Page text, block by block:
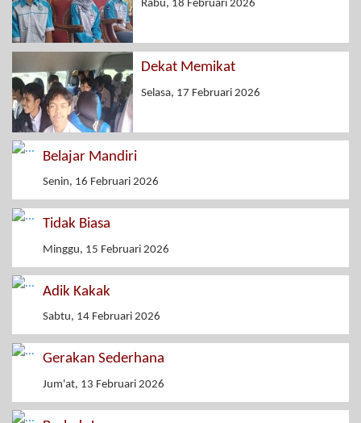
Rabu, 18 Februari 2026
Dekat Memikat
Selasa, 17 Februari 2026
Belajar Mandiri
Senin, 16 Februari 2026
Tidak Biasa
Minggu, 15 Februari 2026
Adik Kakak
Sabtu, 14 Februari 2026
Gerakan Sederhana
Jum'at, 13 Februari 2026